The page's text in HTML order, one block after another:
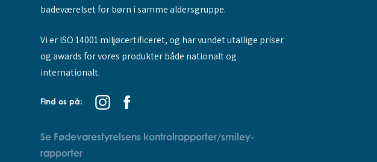
badeværelset for børn i samme aldersgruppe.
Vi er ISO 14001 miljøcertificeret, og har vundet utallige priser
og awards for vores produkter både nationalt og
internationalt.
Find os på:
Se Fødevarestyrelsens kontrolrapporter/smiley-
rapporter